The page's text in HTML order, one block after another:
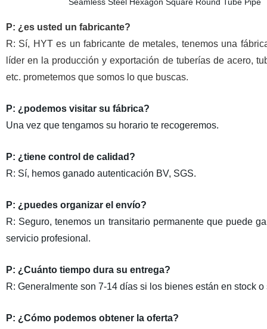
P: ¿es usted un fabricante?
R: Sí, HYT es un fabricante de metales, tenemos una
líder en la producción y exportación de tuberías de acero,
etc. prometemos que somos lo que buscas.
P: ¿podemos visitar su fábrica?
Una vez que tengamos su horario te recogeremos.
P: ¿tiene control de calidad?
R: Sí, hemos ganado autenticación BV, SGS.
P: ¿puedes organizar el envío?
R: Seguro, tenemos un transitario permanente que puede
servicio profesional.
P: ¿Cuánto tiempo dura su entrega?
R: Generalmente son 7-14 días si los bienes están en stock
P: ¿Cómo podemos obtener la oferta?